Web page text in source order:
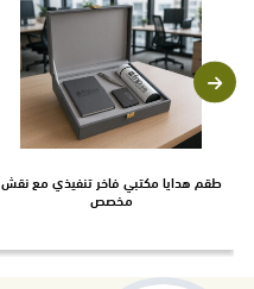
طقم هدايا مكتبي فاخر تنفيذي مع نقش
مخصص